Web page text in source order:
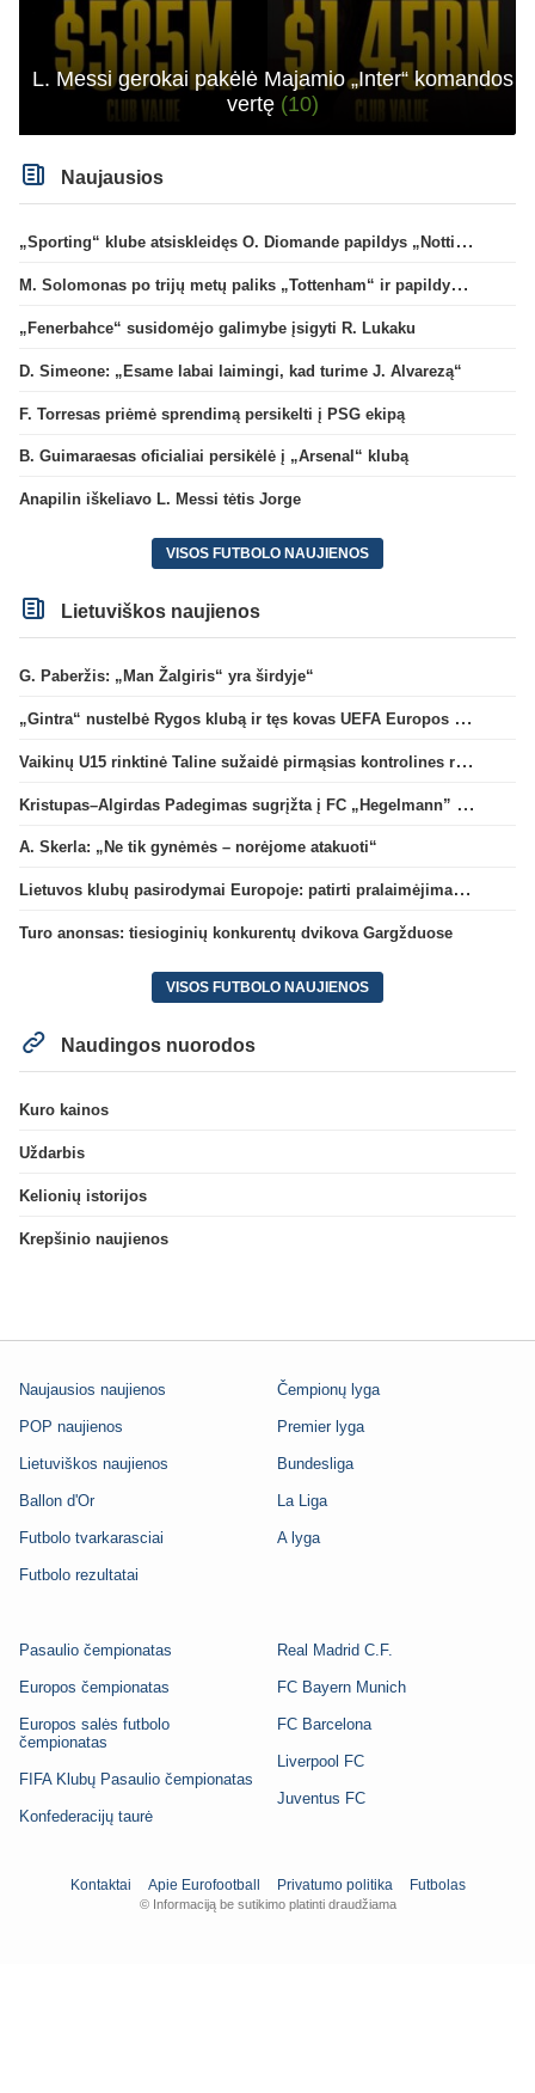
L. Messi gerokai pakėlė Majamio „Inter“ komandos
vertę (10)
Naujausios
„Sporting“ klube atsiskleidęs O. Diomande papildys „Nottingham“ gretas
M. Solomonas po trijų metų paliks „Tottenham“ ir papildys „West Ham“ klubą
„Fenerbahce“ susidomėjo galimybe įsigyti R. Lukaku
D. Simeone: „Esame labai laimingi, kad turime J. Alvarezą“
F. Torresas priėmė sprendimą persikelti į PSG ekipą
B. Guimaraesas oficialiai persikėlė į „Arsenal“ klubą
Anapilin iškeliavo L. Messi tėtis Jorge
VISOS FUTBOLO NAUJIENOS
Lietuviškos naujienos
G. Paberžis: „Man Žalgiris“ yra širdyje“
„Gintra“ nustelbė Rygos klubą ir tęs kovas UEFA Europos taurės atrankoje
Vaikinų U15 rinktinė Taline sužaidė pirmąsias kontrolines rungtynes
Kristupas–Algirdas Padegimas sugrįžta į FC „Hegelmann” B sudėtį
A. Skerla: „Ne tik gynėmės – norėjome atakuoti“
Lietuvos klubų pasirodymai Europoje: patirti pralaimėjimai Kroatijos atstovams
Turo anonsas: tiesioginių konkurentų dvikova Gargžduose
VISOS FUTBOLO NAUJIENOS
Naudingos nuorodos
Kuro kainos
Uždarbis
Kelionių istorijos
Krepšinio naujienos
Naujausios naujienos
POP naujienos
Lietuviškos naujienos
Ballon d'Or
Futbolo tvarkarasciai
Futbolo rezultatai
Čempionų lyga
Premier lyga
Bundesliga
La Liga
A lyga
Pasaulio čempionatas
Europos čempionatas
Europos salės futbolo
čempionatas
FIFA Klubų Pasaulio čempionatas
Konfederacijų taurė
Real Madrid C.F.
FC Bayern Munich
FC Barcelona
Liverpool FC
Juventus FC
Kontaktai Apie Eurofootball Privatumo politika Futbolas
© Informaciją be sutikimo platinti draudžiama